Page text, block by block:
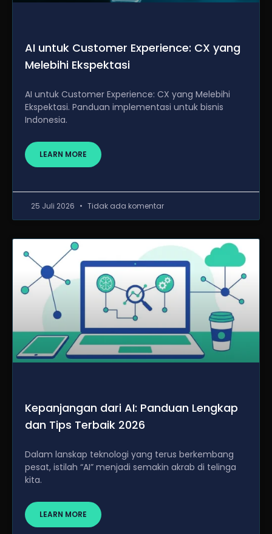
AI untuk Customer Experience: CX yang
Melebihi Ekspektasi
AI untuk Customer Experience: CX yang Melebihi
Ekspektasi. Panduan implementasi untuk bisnis
Indonesia.
LEARN MORE
25 Juli 2026 Tidak ada komentar
Kepanjangan dari AI: Panduan Lengkap
dan Tips Terbaik 2026
Dalam lanskap teknologi yang terus berkembang
pesat, istilah “AI” menjadi semakin akrab di telinga
kita.
LEARN MORE